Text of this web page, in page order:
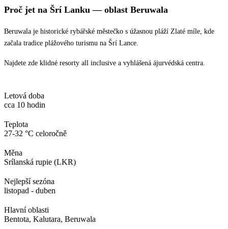
Proč jet na Šrí Lanku — oblast Beruwala
Beruwala je historické rybářské městečko s úžasnou pláží Zlaté míle, kde
začala tradice plážového turismu na Šrí Lance.
Najdete zde klidné resorty all inclusive a vyhlášená ájurvédská centra.
Letová doba
cca 10 hodin
Teplota
27-32 °C celoročně
Měna
Srílanská rupie (LKR)
Nejlepší sezóna
listopad - duben
Hlavní oblasti
Bentota, Kalutara, Beruwala